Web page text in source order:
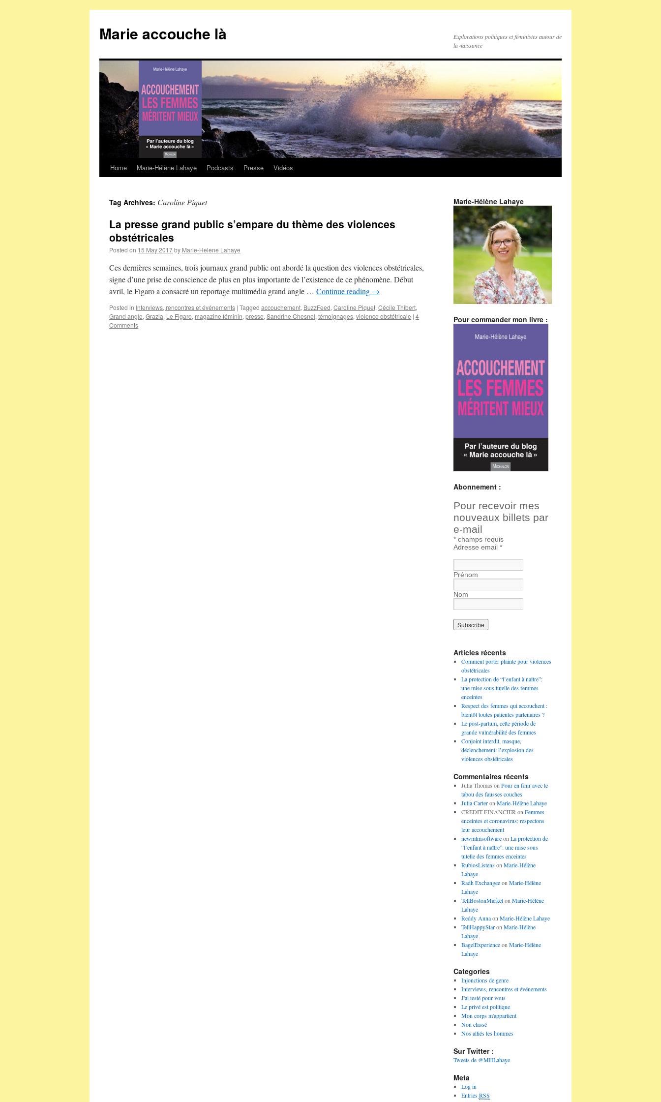
Marie accouche là
Explorations politiques et féministes autour de
la naissance
Skip
content
Home Marie-Hélène Lahaye Podcasts Presse Vidéos
Tag Archives: Caroline Piquet
La presse grand public s’empare du thème des violences
obstétricales
Posted on 15 May 2017by Marie-Helene Lahaye
Ces dernières semaines, trois journaux grand public ont abordé la question des violences obstétricales,
signe d’une prise de conscience de plus en plus importante de l’existence de ce phénomène. Début
avril, le Figaro a consacré un reportage multimédia grand angle … Continue reading →
Posted in Interviews, rencontres et événements | Tagged accouchement, BuzzFeed, Caroline Piquet, Cécile Thibert,
Grand angle, Grazia, Le Figaro, magazine féminin, presse, Sandrine Chesnel, témoignages, violence obstétricale | 4
Comments
Marie-Hélène Lahaye
Pour commander mon livre :
Abonnement :
Pour recevoir mes
nouveaux billets par
e-mail
* champs requis
Adresse email *
Prénom
Nom
Articles récents
Comment porter plainte pour violences
obstétricales
La protection de “l’enfant à naître”:
une mise sous tutelle des femmes
enceintes
Respect des femmes qui accouchent :
bientôt toutes patientes partenaires ?
Le post-partum, cette période de
grande vulnérabilité des femmes
Conjoint interdit, masque,
déclenchement: l’explosion des
violences obstétricales
Commentaires récents
Julia Thomas on Pour en finir avec le
tabou des fausses couches
Julia Carteron Marie-Hélène Lahaye
CREDIT FINANCIER on Femmes
enceintes et coronavirus: respectons
leur accouchement
newmlmsoftwareon La protection de
“l’enfant à naître”: une mise sous
tutelle des femmes enceintes
RubiosListenson Marie-Hélène
Lahaye
Radh Exchangeeon Marie-Hélène
Lahaye
TellBostonMarketon Marie-Hélène
Lahaye
Reddy Annaon Marie-Hélène Lahaye
TellHappyStaron Marie-Hélène
Lahaye
BagelExperienceon Marie-Hélène
Lahaye
Categories
Injonctions de genre
Interviews, rencontres et événements
J'ai testé pour vous
Le privé est politique
Mon corps m'appartient
Non classé
Nos alliés les hommes
Sur Twitter :
Tweets de @MHLahaye
Meta
Log in
EntriesRSS